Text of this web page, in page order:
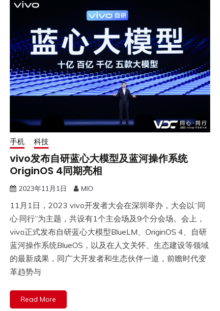
手机 科技
vivo发布自研蓝心大模型及蓝河操作系统
OriginOS 4同期亮相
2023年11月1日 MIO
11月1日，2023 vivo开发者大会在深圳举办，大会以“同
心·同行”为主题，共设有1个主会场及9个分会场。会上，
vivo正式发布自研蓝心大模型BlueLM、OriginOS 4、自研
蓝河操作系统BlueOS，以及在人文关怀、生态建设等领域
的最新成果，同广大开发者和生态伙伴一道，前瞻时代变
革趋势与
Read More